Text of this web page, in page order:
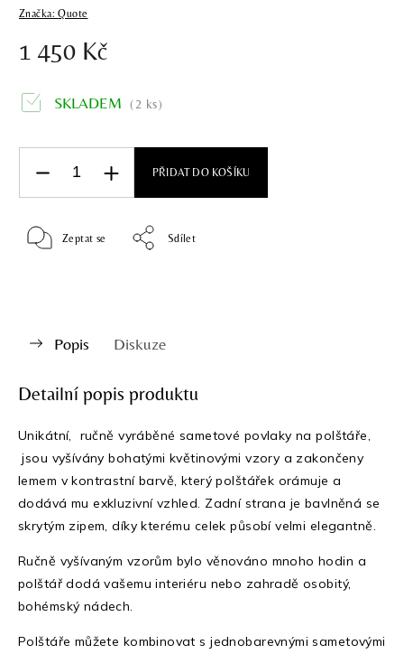
Značka:Quote
1 450 Kč
SKLADEM (2 ks)
PŘIDAT DO KOŠÍKU
Zeptat se Sdílet
Popis Diskuze
Detailní popis produktu
Unikátní, ručně vyráběné sametové povlaky na polštáře,
jsou vyšívány bohatými květinovými vzory a zakončeny
lemem v kontrastní barvě, který polštářek orámuje a
dodává mu exkluzivní vzhled. Zadní strana je bavlněná se
skrytým zipem, díky kterému celek působí velmi elegantně.
Ručně vyšívaným vzorům bylo věnováno mnoho hodin a
polštář dodá vašemu interiéru nebo zahradě osobitý,
bohémský nádech.
Polštáře můžete kombinovat s jednobarevnými sametovými